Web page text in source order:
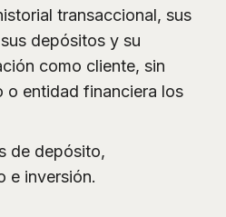
transaccional, sus
depósitos y su
como cliente, sin
o entidad financiera los
de depósito,
e inversión.